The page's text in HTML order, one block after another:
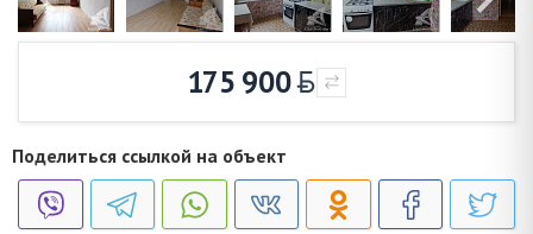
175 900
Поделиться ссылкой на объект